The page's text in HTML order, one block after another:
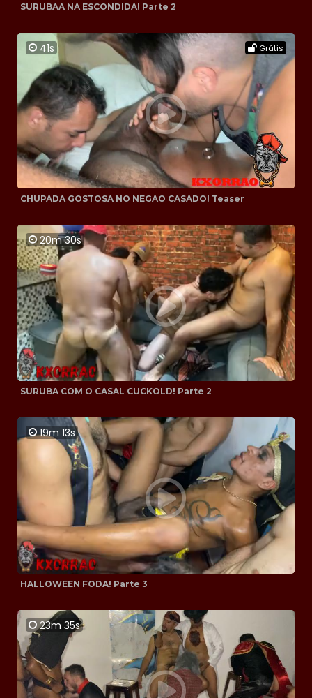
SURUBAA NA ESCONDIDA! Parte 2
41s Grátis
CHUPADA GOSTOSA NO NEGAO CASADO! Teaser
20m 30s
SURUBA COM O CASAL CUCKOLD! Parte 2
19m 13s
HALLOWEEN FODA! Parte 3
23m 35s